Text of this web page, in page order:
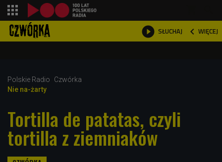
 SŁUCHAJ  WIĘCEJ

Polskie Radio
Czwórka
Nie na-żarty
Tortilla de patatas, czyli
tortilla z ziemniaków